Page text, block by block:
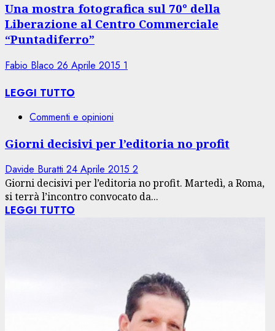
Una mostra fotografica sul 70° della
Liberazione al Centro Commerciale
“Puntadiferro”
Fabio Blaco 26 Aprile 2015 1
LEGGI TUTTO
Commenti e opinioni
Giorni decisivi per l’editoria no profit
Davide Buratti 24 Aprile 2015 2
Giorni decisivi per l’editoria no profit. Martedì, a Roma,
si terrà l’incontro convocato da...
LEGGI TUTTO